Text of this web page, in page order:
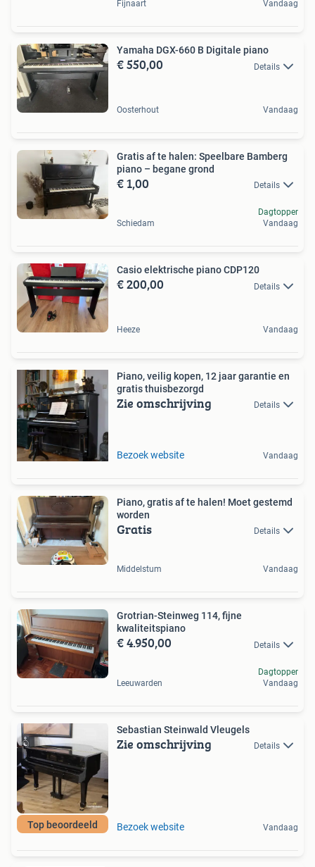
Fijnaart Vandaag
Yamaha DGX-660 B Digitale piano
€ 550,00 Details
Oosterhout Vandaag
Gratis af te halen: Speelbare Bamberg
piano – begane grond
€ 1,00 Details
Schiedam
Dagtopper
Vandaag
Casio elektrische piano CDP120
€ 200,00 Details
Heeze Vandaag
Piano, veilig kopen, 12 jaar garantie en
gratis thuisbezorgd
Zie omschrijving Details
Bezoek website Vandaag
Piano, gratis af te halen! Moet gestemd
worden
Gratis Details
Middelstum Vandaag
Grotrian-Steinweg 114, fijne
kwaliteitspiano
€ 4.950,00 Details
Leeuwarden
Dagtopper
Vandaag
Top beoordeeld
Sebastian Steinwald Vleugels
Zie omschrijving Details
Bezoek website Vandaag